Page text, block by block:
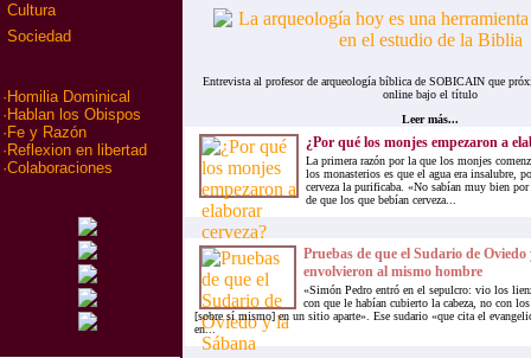
Cultura
Sociedad
· Homilia Dominical
· Hablan los Obispos
· Fe y Razón
· Reflexion en libertad
·Colaboraciones
Entrevista al profesor de arqueología bíblica de SOBICAIN que
online bajo el título
Leer más...
¿Por qué los monjes empezaron a
La primera razón por la que los monjes
los monasterios es que el agua era insalubre,
cerveza la purificaba. «No sabían muy bien
de que los que bebían cerveza...
Pruebas de que el Sudario de
envolvieron al mismo hombre
«Simón Pedro entró en el sepulcro: vio los
con que le habían cubierto la cabeza, no con
[sobre sí mismo] en un sitio aparte». Ese sudario «que cita el
en...